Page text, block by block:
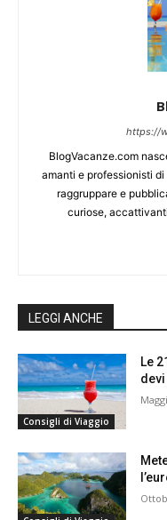
https://
BlogVacanze.com
amanti e professionisti
raggruppare e
curiose,
LEGGI ANCHE
Consigli di Viaggio
Le